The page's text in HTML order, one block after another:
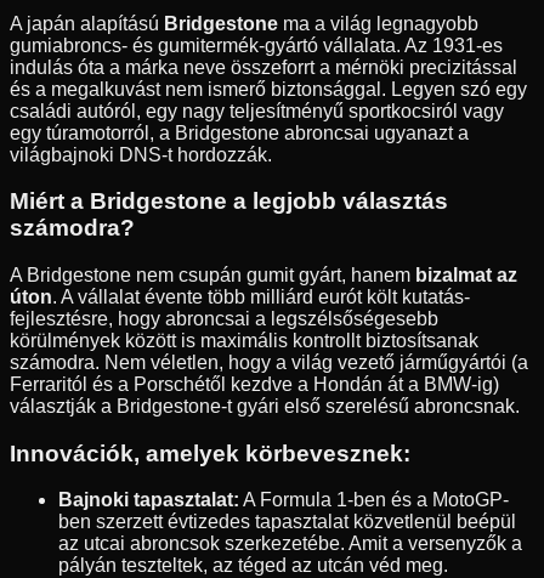
A japán alapítású Bridgestone ma a világ legnagyobb
gumiabroncs- és gumitermék-gyártó vállalata. Az 1931-es
indulás óta a márka neve összeforrt a mérnöki precizitással
és a megalkuvást nem ismerő biztonsággal. Legyen szó egy
családi autóról, egy nagy teljesítményű sportkocsiról vagy
egy túramotorról, a Bridgestone abroncsai ugyanazt a
világbajnoki DNS-t hordozzák.
Miért a Bridgestone a legjobb választás
számodra?
A Bridgestone nem csupán gumit gyárt, hanem bizalmat az
úton. A vállalat évente több milliárd eurót költ kutatás-
fejlesztésre, hogy abroncsai a legszélsőségesebb
körülmények között is maximális kontrollt biztosítsanak
számodra. Nem véletlen, hogy a világ vezető járműgyártói (a
Ferraritól és a Porschétől kezdve a Hondán át a BMW-ig)
választják a Bridgestone-t gyári első szerelésű abroncsnak.
Innovációk, amelyek körbevesznek:
Bajnoki tapasztalat: A Formula 1-ben és a MotoGP-
ben szerzett évtizedes tapasztalat közvetlenül beépül
az utcai abroncsok szerkezetébe. Amit a versenyzők a
pályán teszteltek, az téged az utcán véd meg.